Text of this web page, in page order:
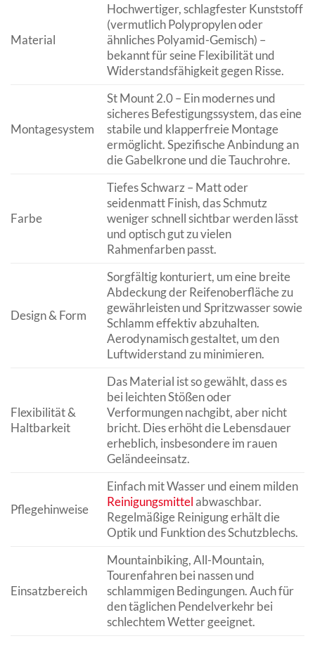
Material
Hochwertiger, schlagfester Kunststoff
(vermutlich Polypropylen oder
ähnliches Polyamid-Gemisch) –
bekannt für seine Flexibilität und
Widerstandsfähigkeit gegen Risse.
Montagesystem
St Mount 2.0 – Ein modernes und
sicheres Befestigungssystem, das eine
stabile und klapperfreie Montage
ermöglicht. Spezifische Anbindung an
die Gabelkrone und die Tauchrohre.
Farbe
Tiefes Schwarz – Matt oder
seidenmatt Finish, das Schmutz
weniger schnell sichtbar werden lässt
und optisch gut zu vielen
Rahmenfarben passt.
Design & Form
Sorgfältig konturiert, um eine breite
Abdeckung der Reifenoberfläche zu
gewährleisten und Spritzwasser sowie
Schlamm effektiv abzuhalten.
Aerodynamisch gestaltet, um den
Luftwiderstand zu minimieren.
Flexibilität &
Haltbarkeit
Das Material ist so gewählt, dass es
bei leichten Stößen oder
Verformungen nachgibt, aber nicht
bricht. Dies erhöht die Lebensdauer
erheblich, insbesondere im rauen
Geländeeinsatz.
Pflegehinweise
Einfach mit Wasser und einem milden
Reinigungsmittelabwaschbar.
Regelmäßige Reinigung erhält die
Optik und Funktion des Schutzblechs.
Einsatzbereich
Mountainbiking, All-Mountain,
Tourenfahren bei nassen und
schlammigen Bedingungen. Auch für
den täglichen Pendelverkehr bei
schlechtem Wetter geeignet.